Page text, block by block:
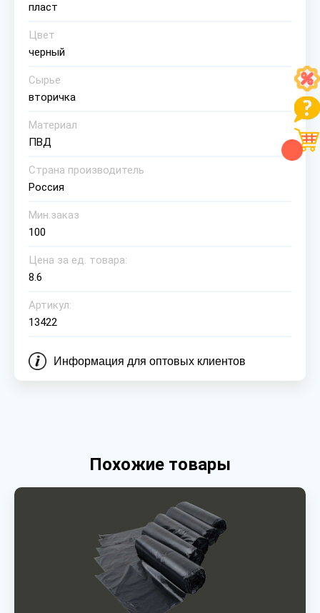
пласт
Цвет
черный
Сырье
вторичка
Материал
ПВД
Страна производитель
Россия
Мин.заказ
100
Цена за ед. товара:
8.6
Артикул:
13422
Информация для оптовых клиентов
Похожие товары